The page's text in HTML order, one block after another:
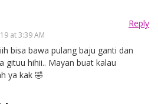
at 3:39 AM
Reply
bisa bawa pulang baju ganti dan
gituu hihii.. Mayan buat kalau
ya kak 🤣